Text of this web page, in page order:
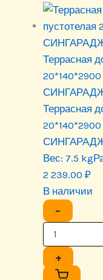
Террасная
Террасная
Вес: 7.5 kg
2 239.00 ₽
В наличии
−
+